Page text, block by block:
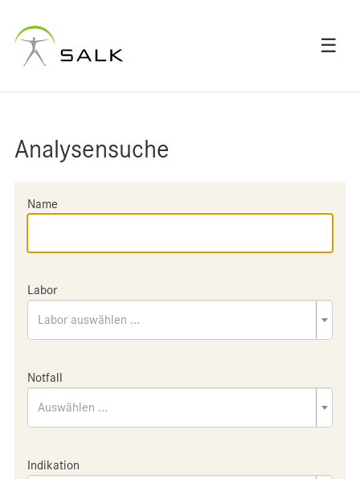
☰
Analysensuche
Name
Labor
Labor auswählen ...
Notfall
Auswählen ...
Indikation